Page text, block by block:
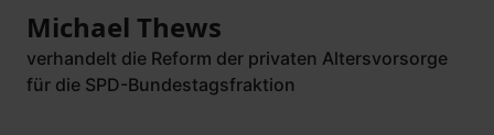
Michael Thews
verhandelt die Reform der privaten Altersvorsorge
für die SPD-Bundestagsfraktion